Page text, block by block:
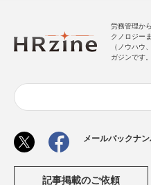
労務管理か
クノロジー
（ノウハウ
ガジンです。
メールバックナ
記事掲載のご依頼